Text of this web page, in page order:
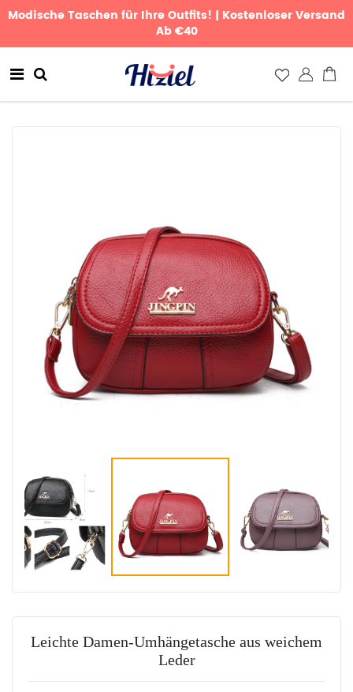
Modische Taschen für Ihre Outfits! | Kostenloser Versand
Ab €40
Leichte Damen-Umhängetasche aus weichem
Leder